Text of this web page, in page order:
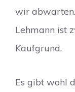
wir abwarten.
Lehmann ist
Kaufgrund.
Es gibt wohl